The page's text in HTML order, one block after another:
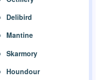
Delibird
Mantine
Skarmory
Houndour